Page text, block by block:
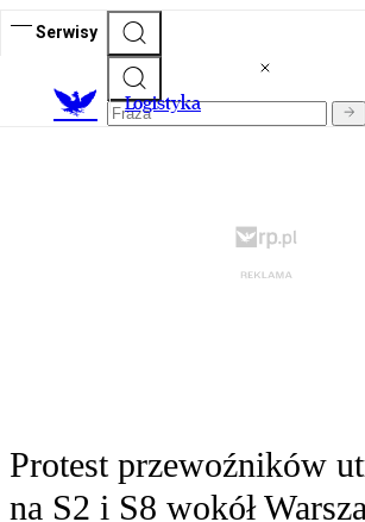
Serwisy
Logistyka
Protest przewoźników
na S2 i S8 wokół